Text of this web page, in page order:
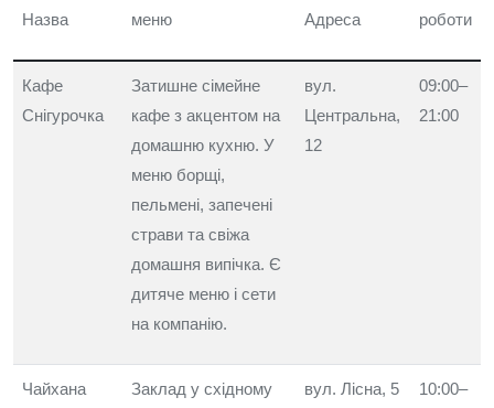
Назва
меню
Адреса
роботи
Кафе
Снігурочка
Затишне сімейне
кафе з акцентом на
домашню кухню. У
меню борщі,
пельмені, запечені
страви та свіжа
домашня випічка. Є
дитяче меню і сети
на компанію.
вул.
Центральна,
12
09:00–
21:00
Чайхана
Заклад у східному
вул. Лісна, 5
10:00–